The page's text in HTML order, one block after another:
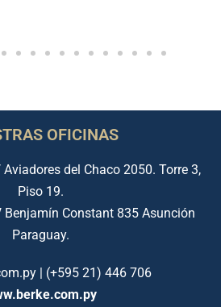
OFICINAS
Aviadores del Chaco 2050. Torre 3,
Piso 19.
Benjamín Constant 835 Asunción
Paraguay.
| (+595 21) 446 706